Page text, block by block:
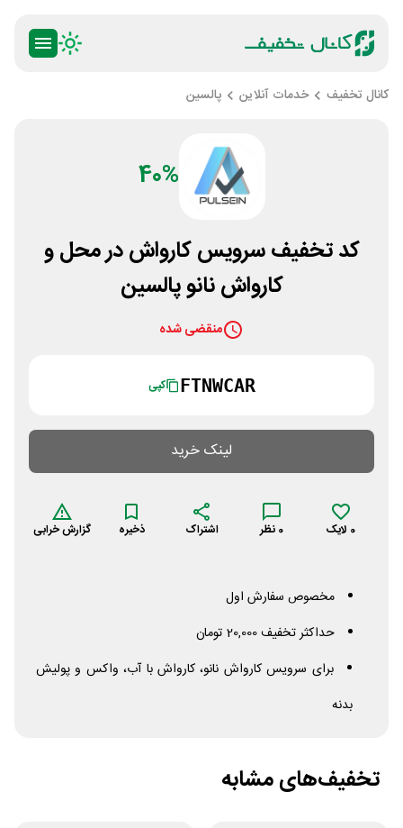
کانال تخفیف خدمات آنلاین پالسین
40%
کد تخفیف سرویس کارواش در محل و
کارواش نانو پالسین
منقضی شده
FTNWCAR کپی
لینک خرید
0 لایک 0 نظر اشتراک ذخیره گزارش خرابی
مخصوص سفارش اول
حداکثر تخفیف 20,000 تومان
برای سرویس کارواش نانو، کارواش با آب، واکس و پولیش
بدنه
تخفیف‌های مشابه